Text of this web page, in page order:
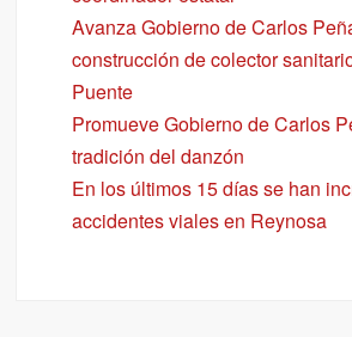
Avanza Gobierno de Carlos
construcción de colector
Puente
Promueve Gobierno de Carlos
tradición del danzón
En los últimos 15 días se han
accidentes viales en Reynosa